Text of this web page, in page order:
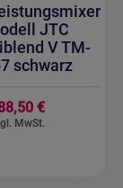
JTC
V TM-
schwarz
€